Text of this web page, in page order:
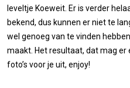
leveltje Koeweit. Er is verder
bekend, dus kunnen er niet te
wel genoeg van te vinden
maakt. Het resultaat, dat mag er
foto’s voor je uit, enjoy!